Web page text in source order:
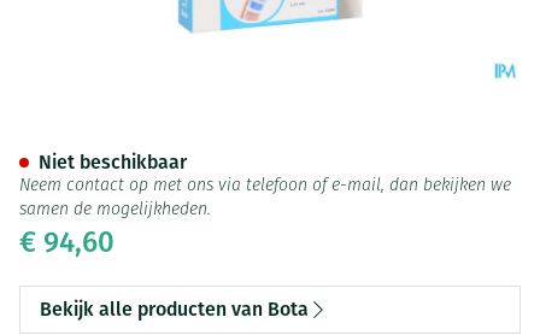
€ 94,60
Niet beschikbaar
Neem contact op met ons via telefoon of e-mail, dan bekijken we
samen de mogelijkheden.
Bekijk alle producten van Bota